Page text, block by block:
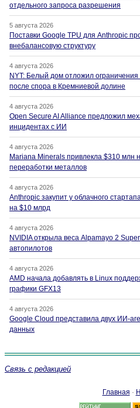
отдельного запроса разрешения
5 августа 2026
Поставки Google TPU для Anthropic
внебалансовую структуру
4 августа 2026
NYT: Белый дом отложил
после спора в Кремниевой долине
4 августа 2026
Open Secure AI Alliance предложил
инцидентах с ИИ
4 августа 2026
Mariana Minerals привлекла $310 млн
переработки металлов
4 августа 2026
Anthropic закупит у облачного
на $10 млрд
4 августа 2026
NVIDIA открыла веса Alpamayo 2
автопилотов
4 августа 2026
AMD начала добавлять в Linux
графики GFX13
4 августа 2026
Google Cloud представила двух ИИ-
данных
Связь с редакцией
Главная ·